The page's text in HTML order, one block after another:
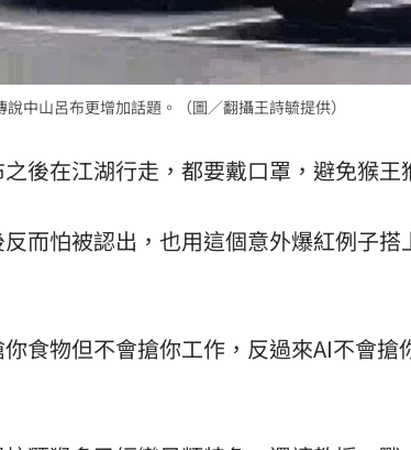
中山呂布更增加話題。（圖／翻攝王詩毓提供）
後在江湖行走，都要戴口罩，避免猴王
而怕被認出，也用這個意外爆紅例子搭
食物但不會搶你工作，反過來AI不會搶